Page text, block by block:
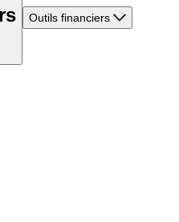
Outils financiers